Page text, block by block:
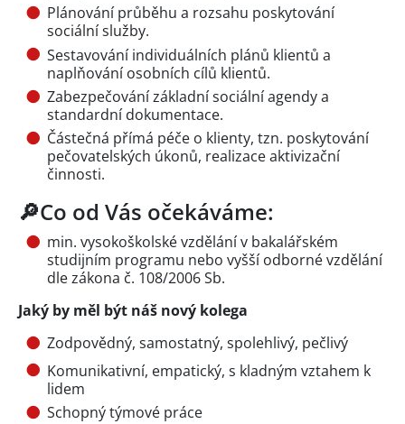
Plánování průběhu a rozsahu poskytování
sociální služby.
Sestavování individuálních plánů klientů a
naplňování osobních cílů klientů.
Zabezpečování základní sociální agendy a
standardní dokumentace.
Částečná přímá péče o klienty, tzn. poskytování
pečovatelských úkonů, realizace aktivizační
činnosti.
🔎Co od Vás očekáváme:
min. vysokoškolské vzdělání v bakalářském
studijním programu nebo vyšší odborné vzdělání
dle zákona č. 108/2006 Sb.
Jaký by měl být náš nový kolega
Zodpovědný, samostatný, spolehlivý, pečlivý
Komunikativní, empatický, s kladným vztahem k
lidem
Schopný týmové práce